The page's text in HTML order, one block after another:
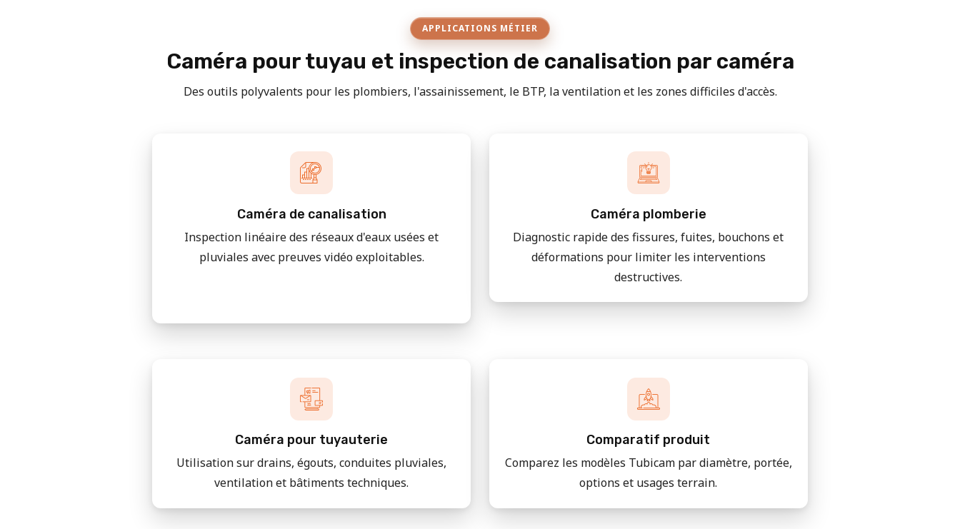
APPLICATIONS MÉTIER
Caméra pour tuyau et inspection de canalisation par caméra
Des outils polyvalents pour les plombiers, l'assainissement, le BTP, la ventilation et les zones difficiles d'accès.
Caméra de canalisation
Inspection linéaire des réseaux d'eaux usées et
pluviales avec preuves vidéo exploitables.
Caméra plomberie
Diagnostic rapide des fissures, fuites, bouchons et
déformations pour limiter les interventions
destructives.
Caméra pour tuyauterie
Utilisation sur drains, égouts, conduites pluviales,
ventilation et bâtiments techniques.
Comparatif produit
Comparez les modèles Tubicam par diamètre, portée,
options et usages terrain.